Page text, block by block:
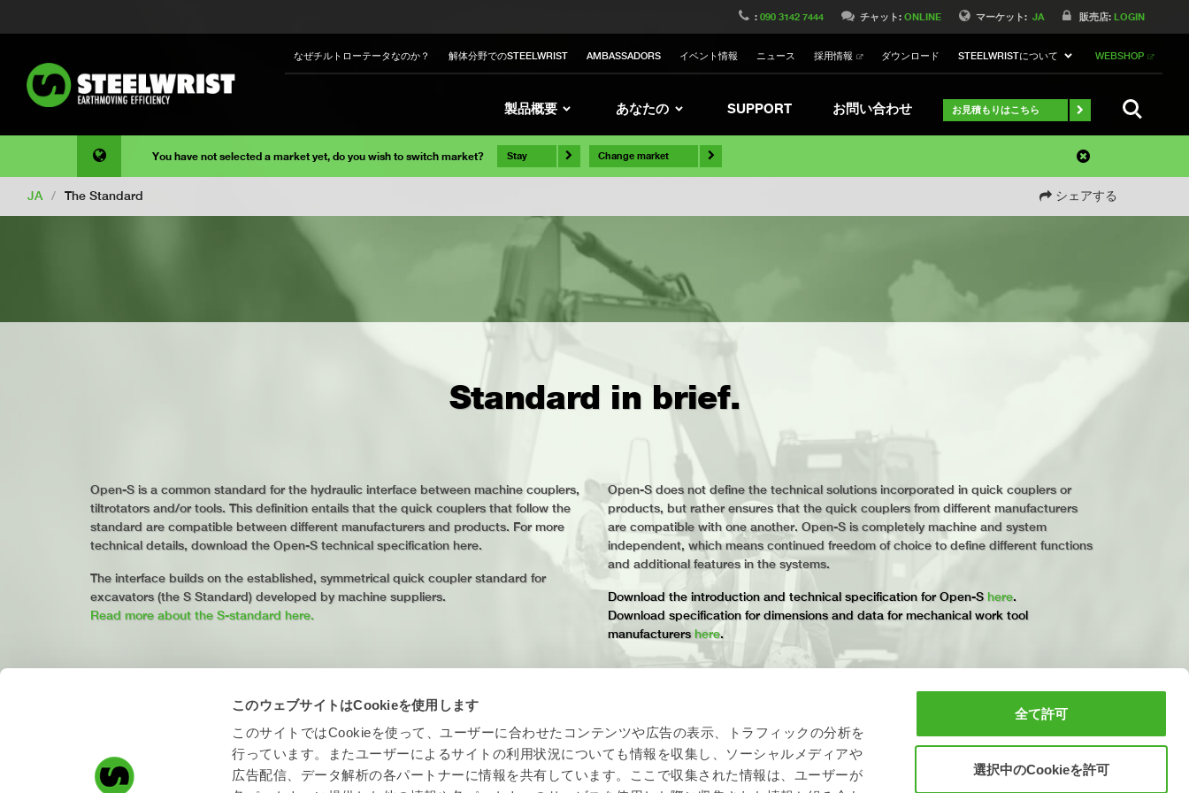
このウェブサイトはCookieを使用します
このサイトではCookieを使って、ユーザーに合わせたコンテンツや広告の表示、トラフィックの分析を
行っています。またユーザーによるサイトの利用状況についても情報を収集し、ソーシャルメディアや
広告配信、データ解析の各パートナーに情報を共有しています。ここで収集された情報は、ユーザーが
全て許可
選択中のCookieを許可
マーケット: JA 販売店: LOGIN
:090 3142 7444 チャット:ONLINE
なぜチルトローテータなのか？ 解体分野でのSTEELWRIST AMBASSADORS イベント情報 ニュース 採用情報 ダウンロード STEELWRISTについて WEBSHOP
製品概要 あなたの SUPPORT お問い合わせ お見積もりはこちら
You have not selected a market yet, do you wish to switch market? Stay Change market
JA / The Standard シェアする
Standard in brief.
Open-S is a common standard for the hydraulic interface between machine couplers,
tiltrotators and/or tools. This definition entails that the quick couplers that follow the
standard are compatible between different manufacturers and products. For more
technical details, download the Open-S technical specification here.
The interface builds on the established, symmetrical quick coupler standard for
excavators (the S Standard) developed by machine suppliers.
Read more about the S-standard here.
Open-S does not define the technical solutions incorporated in quick couplers or
products, but rather ensures that the quick couplers from different manufacturers
are compatible with one another. Open-S is completely machine and system
independent, which means continued freedom of choice to define different functions
and additional features in the systems.
Download the introduction and technical specification for Open-S here.
Download specification for dimensions and data for mechanical work tool
manufacturershere.